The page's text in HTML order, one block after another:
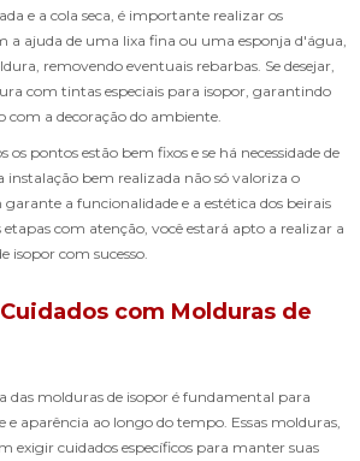
e a cola seca, é importante realizar os
a ajuda de uma lixa fina ou uma esponja d'água,
removendo eventuais rebarbas. Se desejar,
com tintas especiais para isopor, garantindo
com a decoração do ambiente.
os pontos estão bem fixos e se há necessidade de
instalação bem realizada não só valoriza o
a funcionalidade e a estética dos beirais
etapas com atenção, você estará apto a realizar a
isopor com sucesso.
com Molduras de
das molduras de isopor é fundamental para
aparência ao longo do tempo. Essas molduras,
exigir cuidados específicos para manter suas